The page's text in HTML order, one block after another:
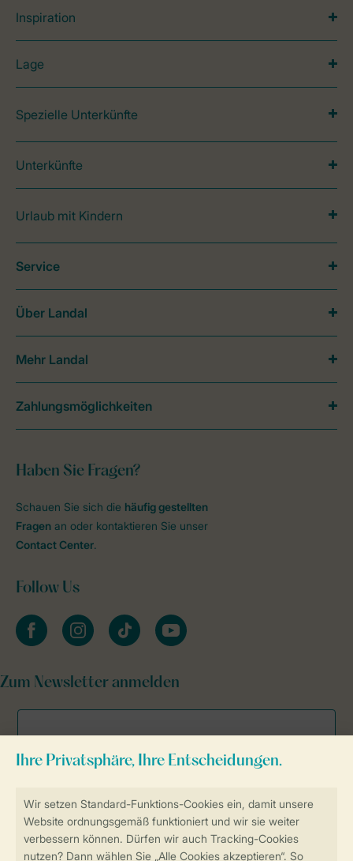
Sicher und schnell zur Online-Buchung
Sichere Datenübertragung
Inspiration
Lage
Spezielle Unterkünfte
Unterkünfte
Urlaub mit Kindern
Haben Sie Fragen?
Schauen Sie sich die häufig gestellten
Fragen an oder kontaktieren Sie unser
Contact Center.
Follow Us
facebookinstagramtiktok youtube
Zum Newsletter anmelden
Service
Über Landal
Mehr Landal
Zahlungsmöglichkeiten